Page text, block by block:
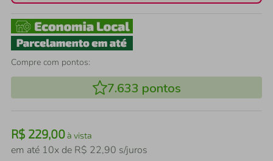
Compre com pontos:
7.633 pontos
R$ 229,00à vista
em até 10x de R$ 22,90 s/juros